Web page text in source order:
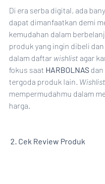
Di era serba digital, ada
dapat dimanfaatkan demi
kemudahan dalam
produk yang ingin dibeli
dalam daftar wishlist agar
fokus saat HARBOLNAS
tergoda produk lain. Wishlist
mempermudahmu dalam
harga.
2. Cek Review Produk